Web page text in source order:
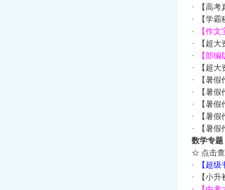
·
【高
·
【学
·
【作
·
【超
·
【部
·
【超
·
【暑
·
【暑
·
【暑
·
【暑
·
【暑
数学专题
☆ 点击
·
【超
·
【小